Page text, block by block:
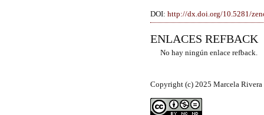
DOI: http://dx.doi.org/10.5281/
ENLACES REFBACK
No hay ningún enlace refback.
Copyright (c) 2025 Marcela